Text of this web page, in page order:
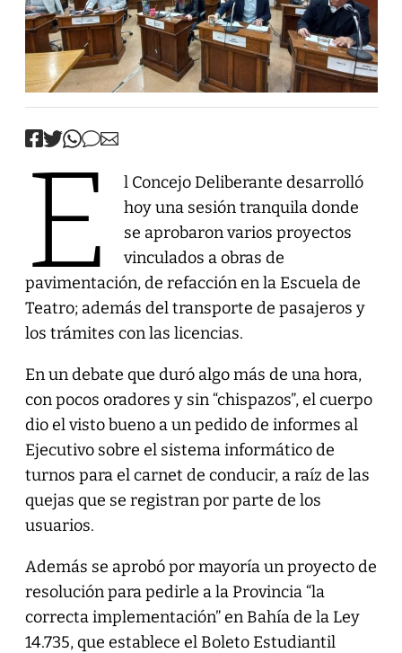
E
l Concejo Deliberante desarrolló
hoy una sesión tranquila donde
se aprobaron varios proyectos
vinculados a obras de
pavimentación, de refacción en la Escuela de
Teatro; además del transporte de pasajeros y
los trámites con las licencias.
En un debate que duró algo más de una hora,
con pocos oradores y sin “chispazos”, el cuerpo
dio el visto bueno a un pedido de informes al
Ejecutivo sobre el sistema informático de
turnos para el carnet de conducir, a raíz de las
quejas que se registran por parte de los
usuarios.
Además se aprobó por mayoría un proyecto de
resolución para pedirle a la Provincia “la
correcta implementación” en Bahía de la Ley
14.735, que establece el Boleto Estudiantil